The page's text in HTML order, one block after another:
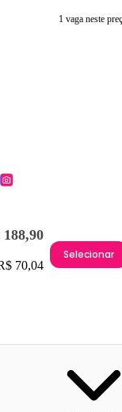
1 vaga neste
188,90
70,04
Selecionar